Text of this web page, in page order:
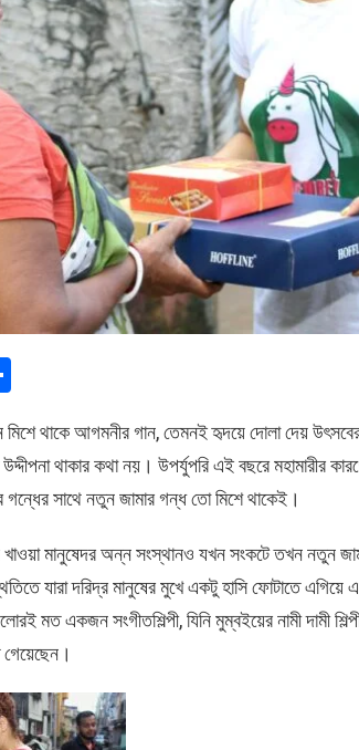
ar
e
মিশে থাকে আগমনীর গান, তেমনই হৃদয়ে দোলা দেয়
থাকার কথা নয়। উপর্যুপরি এই বছরে মহামারীর
সাথে নতুন জামার গন্ধ তো মিশে থাকেই।
মানুষেদর অন্ন সংস্থানও যখন সংকটে তখন নতুন
যারা দরিদ্র মানুষের মুখে একটু হাসি ফোটাতে এগিয়ে
মত একজন সংগীতশিল্পী, যিনি মুম্বইয়ের নামী দামী
গেয়েছেন।